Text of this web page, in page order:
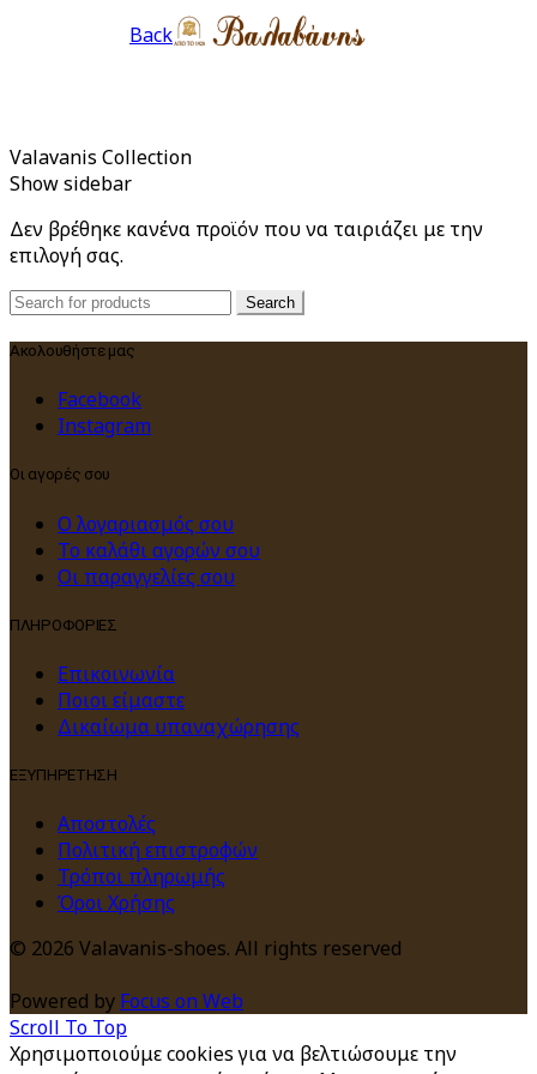
Back
Valavanis Collection
Show sidebar
Δεν βρέθηκε κανένα προϊόν που να ταιριάζει με την
επιλογή σας.
Search
Search
Ακολουθήστε μας
Facebook
Instagram
Οι αγορές σου
Ο λογαριασμός σου
Το καλάθι αγορών σου
Οι παραγγελίες σου
ΠΛΗΡΟΦΟΡΙΕΣ
Επικοινωνία
Ποιοι είμαστε
Δικαίωμα υπαναχώρησης
ΕΞΥΠΗΡΕΤΗΣΗ
Αποστολές
Πολιτική επιστροφών
Τρόποι πληρωμής
Όροι Χρήσης
© 2026 Valavanis-shoes. All rights reserved
Powered by Focus on Web
Scroll To Top
Χρησιμοποιούμε cookies για να βελτιώσουμε την